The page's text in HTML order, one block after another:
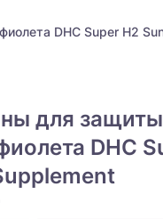
DHC Super H2
для
DHC